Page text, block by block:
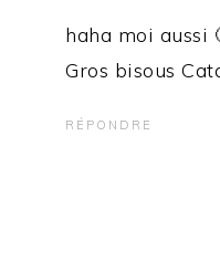
haha moi aussi
Gros bisous
RÉPONDRE